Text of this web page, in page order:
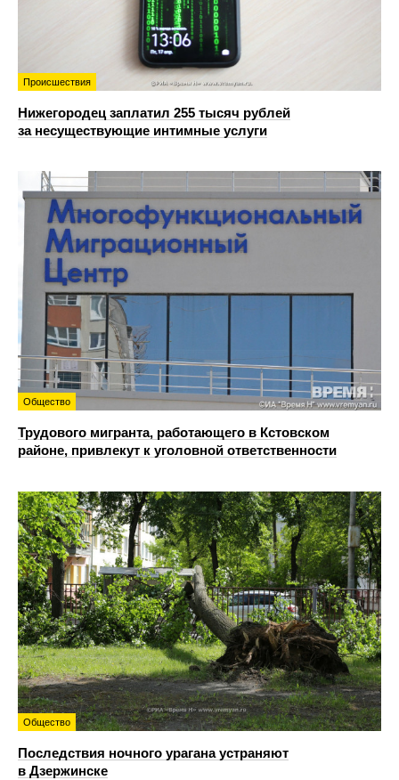
Происшествия
Нижегородец заплатил 255 тысяч рублей
за несуществующие интимные услуги
Общество
Трудового мигранта, работающего в Кстовском
районе, привлекут к уголовной ответственности
Общество
Последствия ночного урагана устраняют
в Дзержинске